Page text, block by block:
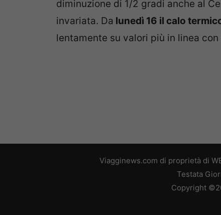
diminuzione di 1/2 gradi anche al
invariata. Da lunedì 16 il calo
lentamente su valori più in linea
Viagginews.com di proprietà di
Testata
Copyright